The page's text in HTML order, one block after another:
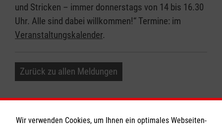
und Stricken – immer donnerstags von 14 bis 16.30
Uhr. Alle sind dabei willkommen!“ Termine: im
Veranstaltungskalender.
Zurück zu allen Meldungen
Wir verwenden Cookies, um Ihnen ein optimales Webseiten-